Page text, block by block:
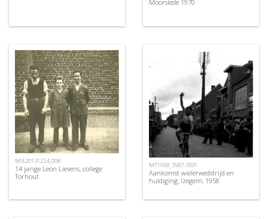
Moorslede 1970
MIE20131224_008
14 jarige Leon Lievens, college
Torhout
MT1958_3587-3591
Aankomst wielerwedstrijd en
huldiging, Izegem, 1958